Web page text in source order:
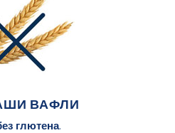
ВАФЛИ
глютена.